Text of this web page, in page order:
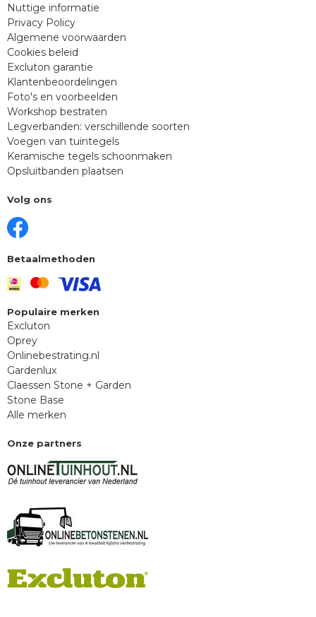
Nuttige informatie
Privacy Policy
Algemene voorwaarden
Cookies beleid
Excluton garantie
Klantenbeoordelingen
Foto's en voorbeelden
Workshop bestraten
Legverbanden: verschillende soorten
Voegen van tuintegels
Keramische tegels schoonmaken
Opsluitbanden plaatsen
Volg ons
Betaalmethoden
Populaire merken
Excluton
Oprey
Onlinebestrating.nl
Gardenlux
Claessen Stone + Garden
Stone Base
Alle merken
Onze partners